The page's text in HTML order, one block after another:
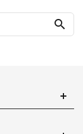
search